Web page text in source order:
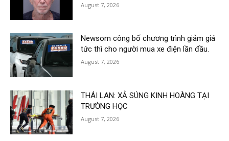
August 7, 2026
Newsom công bố chương trình giảm giá
tức thì cho người mua xe điện lần đầu.
August 7, 2026
THÁI LAN: XẢ SÚNG KINH HOÀNG TẠI
TRƯỜNG HỌC
August 7, 2026